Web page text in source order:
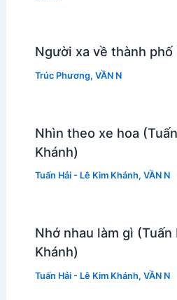
Người xa về thành phố
Trúc Phương, VẦN N
Nhìn theo xe hoa
Khánh)
Tuấn Hải - Lê Kim Khánh, VẦN N
Nhớ nhau làm gì (Tuấn
Khánh)
Tuấn Hải - Lê Kim Khánh, VẦN N